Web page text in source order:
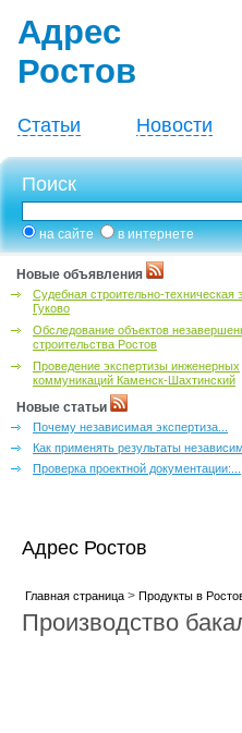
Адрес
Ростов
Статьи Новости
Поиск
на сайте в интернете
Новые объявления
Судебная строительно-техническая
Гуково
Обследование объектов
строительства Ростов
Проведение экспертизы инженерных
коммуникаций Каменск-Шахтинский
Новые статьи
Почему независимая экспертиза...
Как применять результаты
Проверка проектной документации:...
Адрес Ростов
Главная страница> Продукты в
Производство